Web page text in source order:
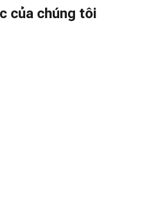
của chúng tôi